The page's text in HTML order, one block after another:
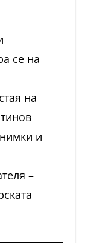
се на
на
и
–